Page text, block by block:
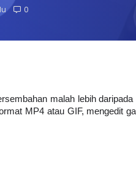
0
malah lebih
MP4 atau GIF, mengedit